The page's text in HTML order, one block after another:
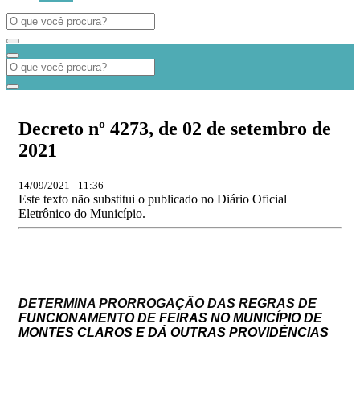
Decreto nº 4273, de 02 de setembro de
2021
14/09/2021 - 11:36
Este texto não substitui o publicado no Diário Oficial
Eletrônico do Município.
DETERMINA PRORROGAÇÃO DAS REGRAS DE
FUNCIONAMENTO DE FEIRAS NO MUNICÍPIO DE
MONTES CLAROS E DÁ OUTRAS PROVIDÊNCIAS